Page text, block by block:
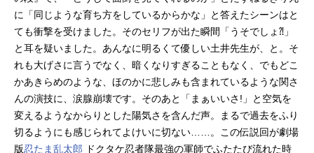
に「同じような育ち方をしているからかな」と答えたシーンはと
ても衝撃を受けました。そのセリフが出た瞬間「うそでしょ⁈」
と耳を疑いました。あんなに明るくて優しい土井先生が、と。そ
れも大げさに言うでなく、暗くなりすぎることもなく、でもどこ
かあきらめのような、ほのかに悲しみも含まれているような関さ
んの演技に、涙腺崩壊です。そのあと「まぁいいさ!」と空気を
変えるようなからりとした陽気さを含んだ声。まるで過去をふり
切るようにも感じられてよけいに切ない……。この伝説回が劇場
版忍たま乱太郎 ドクタケ忍者隊最強の軍師でふたたび流れた時